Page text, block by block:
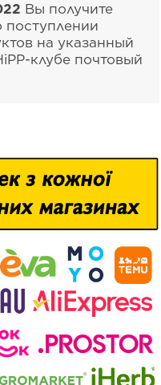
Вы получите
на указанный
клубе почтовый